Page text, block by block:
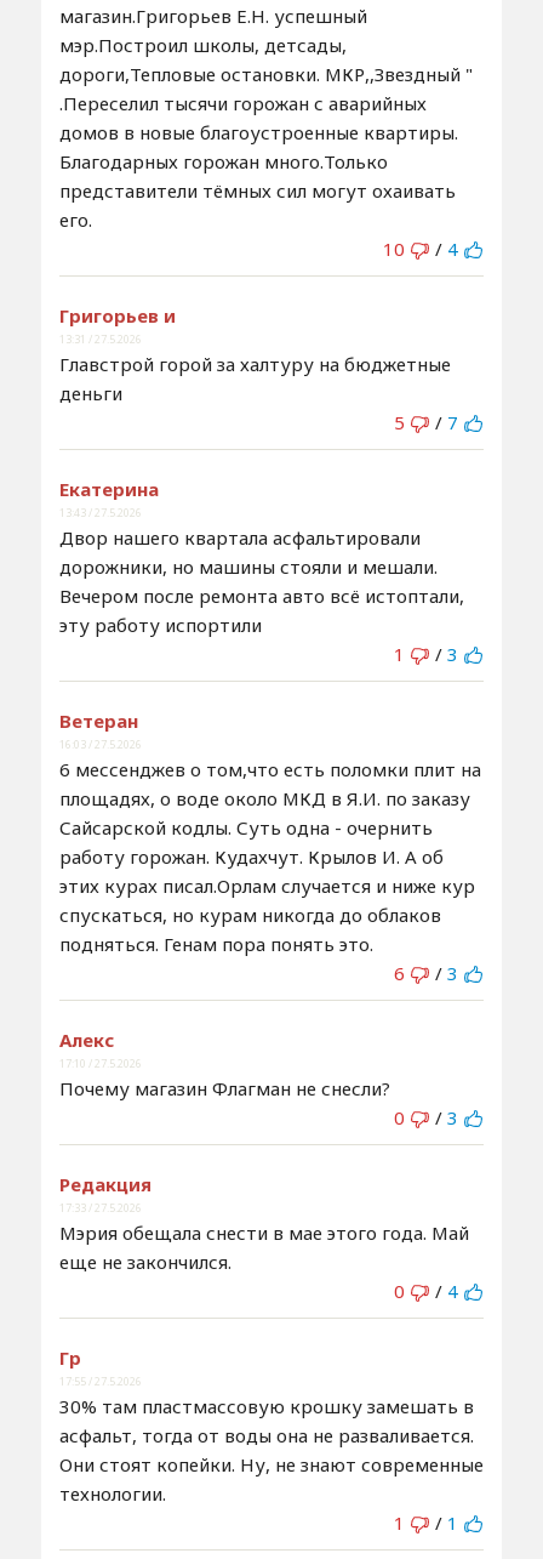
магазин.Григорьев Е.Н. успешный
мэр.Построил школы, детсады,
дороги,Тепловые остановки. МКР,,Звездный "
.Переселил тысячи горожан с аварийных
домов в новые благоустроенные квартиры.
Благодарных горожан много.Только
представители тёмных сил могут охаивать
его.
10
/ 4
Григорьев и
13:31 / 27.5.2026
Главстрой горой за халтуру на бюджетные
деньги
5
/ 7
Екатерина
13:43 / 27.5.2026
Двор нашего квартала асфальтировали
дорожники, но машины стояли и мешали.
Вечером после ремонта авто всё истоптали,
эту работу испортили
1
/ 3
Ветеран
16:03 / 27.5.2026
6 мессенджев о том,что есть поломки плит на
площадях, о воде около МКД в Я.И. по заказу
Сайсарской кодлы. Суть одна - очернить
работу горожан. Кудахчут. Крылов И. А об
этих курах писал.Орлам случается и ниже кур
спускаться, но курам никогда до облаков
подняться. Генам пора понять это.
6
/ 3
Алекс
17:10 / 27.5.2026
Почему магазин Флагман не снесли?
0
/ 3
Редакция
17:33 / 27.5.2026
Мэрия обещала снести в мае этого года. Май
еще не закончился.
0
/ 4
Гр
17:55 / 27.5.2026
30% там пластмассовую крошку замешать в
асфальт, тогда от воды она не разваливается.
Они стоят копейки. Ну, не знают современные
технологии.
1
/ 1